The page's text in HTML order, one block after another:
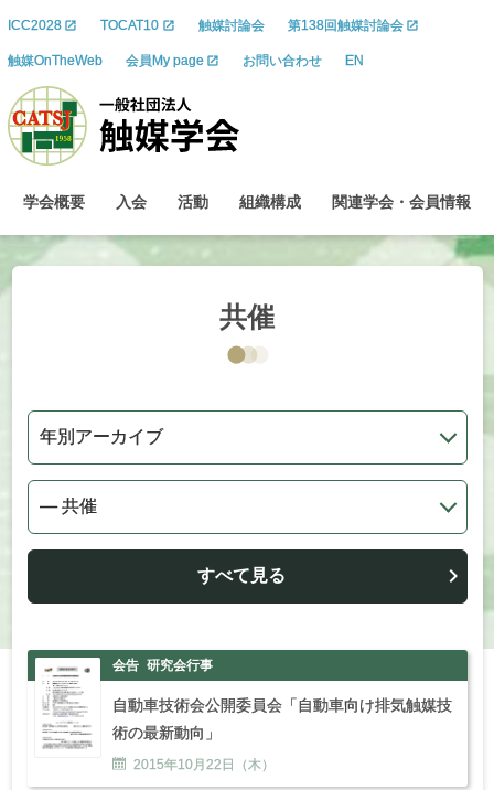
ICC2028 TOCAT10 触媒討論会 第138回触媒討論会
触媒OnTheWeb 会員My page お問い合わせ EN
学会概要 入会 活動 組織構成 関連学会 ・ 会員情報
共催
すべて見る
会告 研究会行事
自動車技術会公開委員会「自動車向け排気触媒技
術の最新動向」
2015年10月 22日（木）